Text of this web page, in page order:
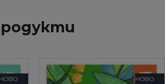
НОВО НОВО